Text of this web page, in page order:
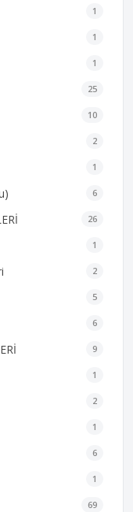
1
1
1
25
10
2
1
6
26
1
2
5
6
9
1
2
1
6
1
69